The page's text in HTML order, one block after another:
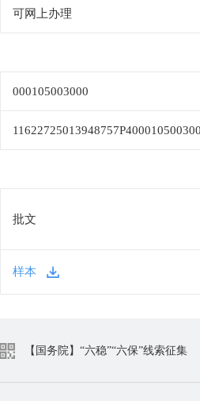
可网上办理
000105003000
批文
样本
【国务院】“六稳”“六保”线索征集